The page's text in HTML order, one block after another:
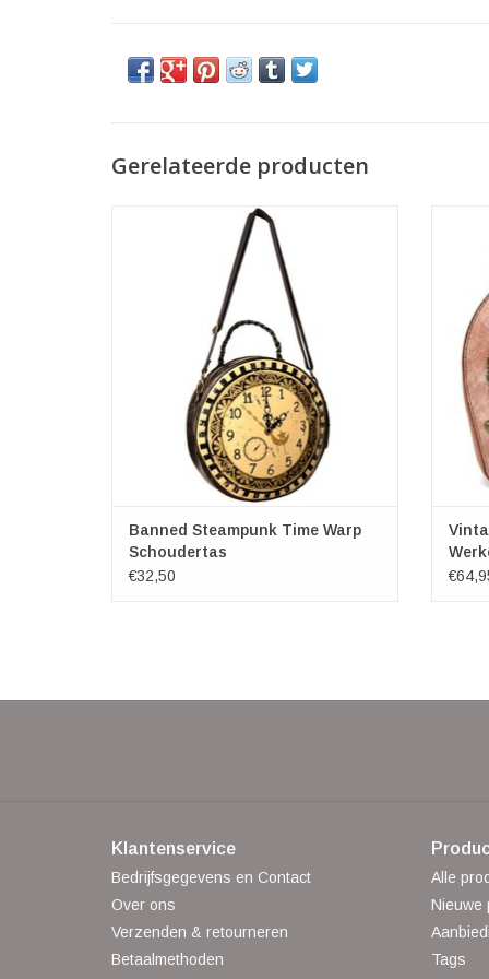
Gerelateerde producten
Banned Steampunk Time Warp Schoudertas
Afmetingen: (bxhxd) ca. 28cm x 28cm x
8,0cm
TOEVOEGEN AAN WINKELWAGEN
Banned Steampunk Time Warp
Schoudertas
€32,50
Klantenservice
Bedrijfsgegevens en Contact
Over ons
Verzenden & retourneren
Betaalmethoden
Alle
Nieuwe
Tags